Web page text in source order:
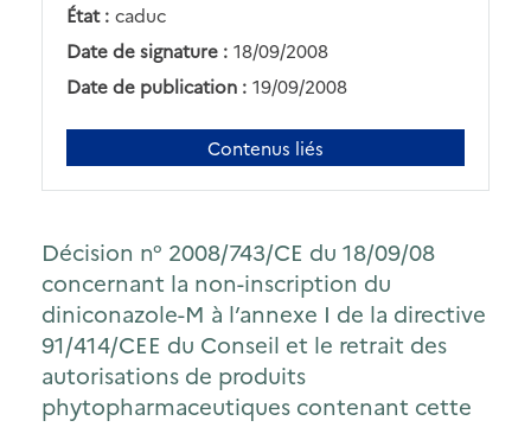
État : caduc
Date de signature : 18/09/2008
Date de publication : 19/09/2008
Contenus liés
Décision n° 2008/743/CE du 18/09/08
concernant la non-inscription du
diniconazole-M à l’annexe I de la directive
91/414/CEE du Conseil et le retrait des
autorisations de produits
phytopharmaceutiques contenant cette